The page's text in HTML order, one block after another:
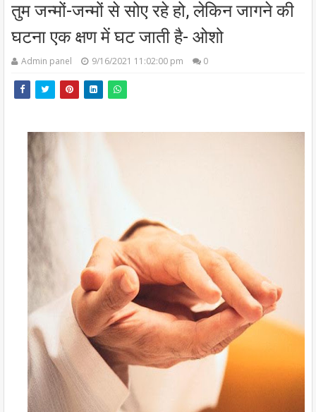
तुम जन्मों-जन्मों से सोए रहे हो, लेकिन जागने की
घटना एक क्षण में घट जाती है- ओशो
Admin panel 9/16/2021 11:02:00 pm 0